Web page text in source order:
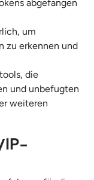
abgefangen
um
zu erkennen und
die
und unbefugten
weiteren
IP-